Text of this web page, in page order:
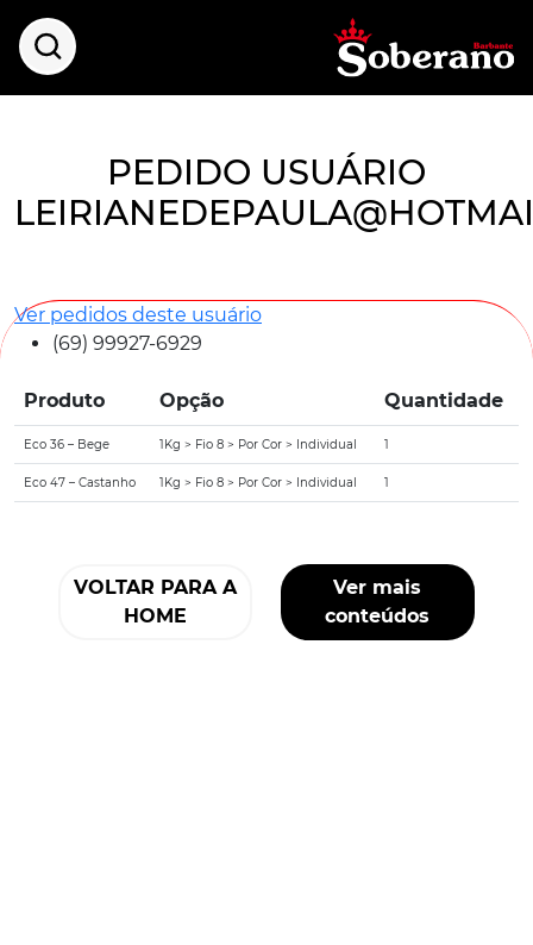
PEDIDO USUÁRIO
Ver pedidos deste usuário
(69) 99927-6929
Produto Opção Quantidade
Eco 36 – Bege 1Kg > Fio 8 > Por Cor > Individual 1
Eco 47 – Castanho 1Kg > Fio 8 > Por Cor > Individual 1
VOLTAR PARA A
HOME
Ver mais
conteúdos